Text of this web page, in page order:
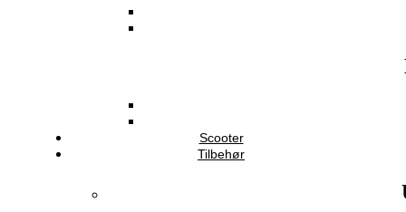
Scooter
Tilbehør